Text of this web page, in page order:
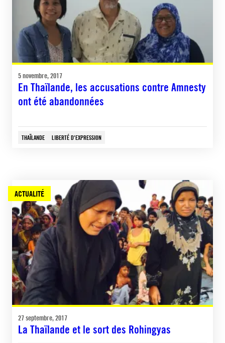
5 novembre, 2017
En Thaïlande, les accusations contre Amnesty
ont été abandonnées
THAÏLANDE LIBERTÉ D'EXPRESSION
ACTUALITÉ
27 septembre, 2017
La Thaïlande et le sort des Rohingyas